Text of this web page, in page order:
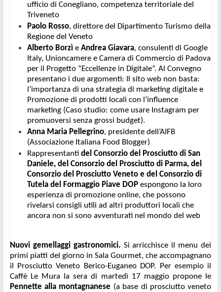
ufficio di Conegliano, competenza territoriale del
Triveneto
Paolo Rosso, direttore del Dipartimento Turismo della
Regione del Veneto
Alberto Borzì e Andrea Giavara, consulenti di Google
Italy, Unioncamere e Camera di Commercio di Padova
per il Progetto “Eccellenze in Digitale”. Al Convegno
presentano i due argomenti: Il sito web non basta:
l’importanza di una strategia di marketing digitale e
Promozione di prodotti locali con l’influence
marketing (Caso studio: come usare Instagram per
promuoversi senza grossi budget).
Anna Maria Pellegrino, presidente dell’AIFB
(Associazione Italiana Food Blogger)
Rappresentanti del Consorzio del Prosciutto di San
Daniele, del Consorzio del Prosciutto di Parma, del
Consorzio del Prosciutto Veneto e del Consorzio di
Tutela del Formaggio Piave DOP espongono la loro
esperienza di promozione online, che possono
rivelarsi consigli utili ad altri produttori locali che
ancora non si sono avventurati nel mondo del web
Nuovi gemellaggi gastronomici. Si arricchisce il menu dei
primi piatti del giorno in Sala Gourmet, che accompagnano
il Prosciutto Veneto Berico-Euganeo DOP. Per esempio il
Caffè Le Mura la sera di martedì 17 maggio propone le
Pennette alla montagnanese (a base di prosciutto veneto